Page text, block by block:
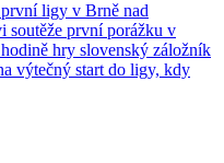
ligy v Brně nad
soutěže první porážku v
hry slovenský záložník
výtečný start do ligy, kdy